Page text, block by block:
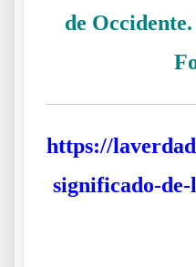
de
https://
significado-de-